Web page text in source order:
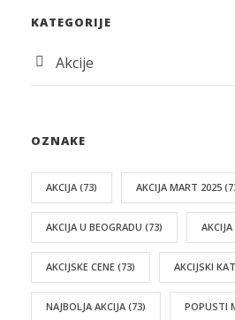
KATEGORIJE
Akcije
OZNAKE
AKCIJA (73) AKCIJA MART 2025
AKCIJA U BEOGRADU (73)
AKCIJSKE CENE (73) AKCIJSKI
NAJBOLJA AKCIJA (73) POPUSTI